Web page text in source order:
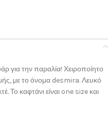
για την παραλία! Χειροποίητο
με το όνομα desmira. Λευκό
Το καφτάνι είναι one size και